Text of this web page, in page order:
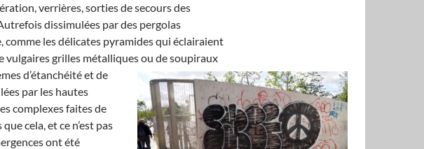
verrières, sorties de secours des
dissimulées par des pergolas
les délicates pyramides qui éclairaient
vulgaires grilles métalliques ou de soupiraux
d’étanchéité et de
par les hautes
complexes faites de
cela, et ce n’est pas
ont été